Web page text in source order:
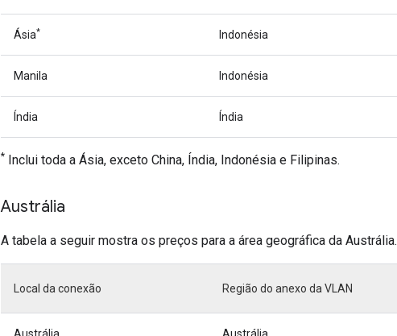
Ásia* Indonésia
Manila Indonésia
Índia Índia
* Inclui toda a Ásia, exceto China, Índia, Indonésia e Filipinas.
Austrália
A tabela a seguir mostra os preços para a área geográfica da Austrália.
Local da conexão Região do anexo da VLAN